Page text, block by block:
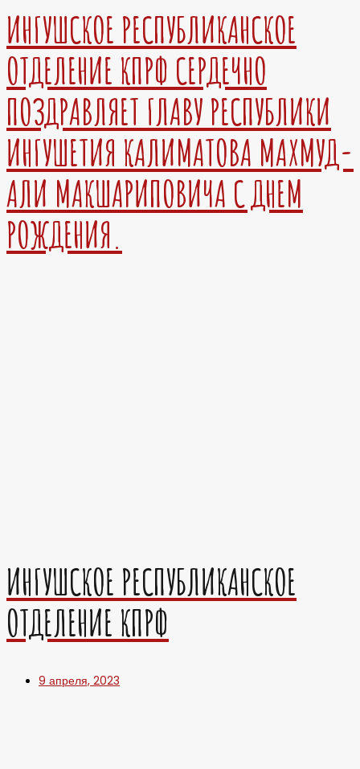
ИНГУШСКОЕ РЕСПУБЛИКАНСКОЕ
ОТДЕЛЕНИЕ КПРФ СЕРДЕЧНО
ПОЗДРАВЛЯЕТ ГЛАВУ РЕСПУБЛИКИ
ИНГУШЕТИЯ КАЛИМАТОВА МАХМУД-
АЛИ МАКШАРИПОВИЧА С ДНЕМ
РОЖДЕНИЯ.
ИНГУШСКОЕ РЕСПУБЛИКАНСКОЕ
ОТДЕЛЕНИЕ КПРФ
9 апреля, 2023